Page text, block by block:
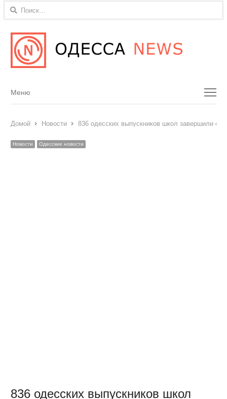
Найти:
Menu
Меню
Домой Новости 836 одесских выпускников школ завершили
Новости Одесские новости
836 одесских выпускников школ